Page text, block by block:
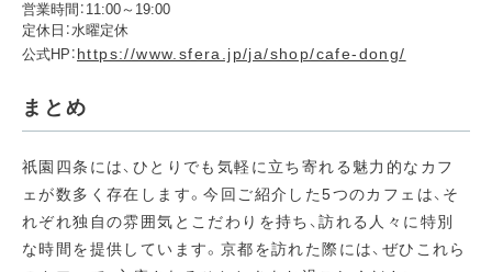
営業時間：11:00～19:00
定休日：水曜定休
公式HP： https://www.sfera.jp/ja/shop/cafe-dong/
まとめ
祇園四条には、ひとりでも気軽に立ち寄れる魅力的なカフ
ェが数多く存在します。今回ご紹介した5つのカフェは、そ
れぞれ独自の雰囲気とこだわりを持ち、訪れる人々に特別
な時間を提供しています。 京都を訪れた際には、ぜひこれら